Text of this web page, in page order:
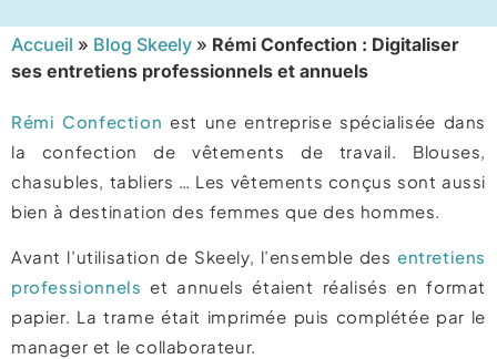
Accueil » Blog Skeely » Rémi Confection : Digitaliser
ses entretiens professionnels et annuels
Rémi Confection est une entreprise spécialisée dans
la confection de vêtements de travail. Blouses,
chasubles, tabliers … Les vêtements conçus sont aussi
bien à destination des femmes que des hommes.
Avant l’utilisation de Skeely, l’ensemble des entretiens
professionnels et annuels étaient réalisés en format
papier. La trame était imprimée puis complétée par le
manager et le collaborateur.